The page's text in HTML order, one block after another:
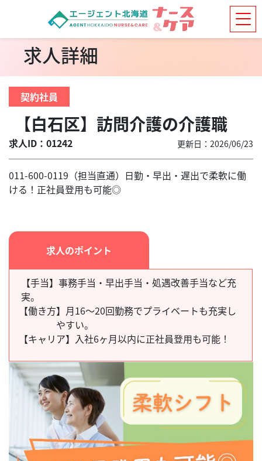
求人詳細
契約社員
【白石区】訪問介護の介護職
求人ID：01242 更新日：2026/06/23
011-600-0119（担当直通）日勤・早出・遅出で柔軟に働
ける！正社員登用も可能◎
求人のポイント
【手当】事務手当・早出手当・処遇改善手当など充
実。
【働き方】 月16～20回勤務でプライベートも充実し
やすい。
【キャリア】 入社6ヶ月以内に正社員登用も可能！